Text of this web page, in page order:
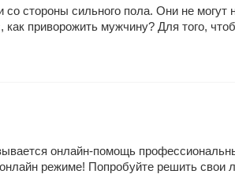
стороны сильного пола. Они не могут
приворожить мужчину? Для того,
онлайн-помощь
режиме! Попробуйте решить свои